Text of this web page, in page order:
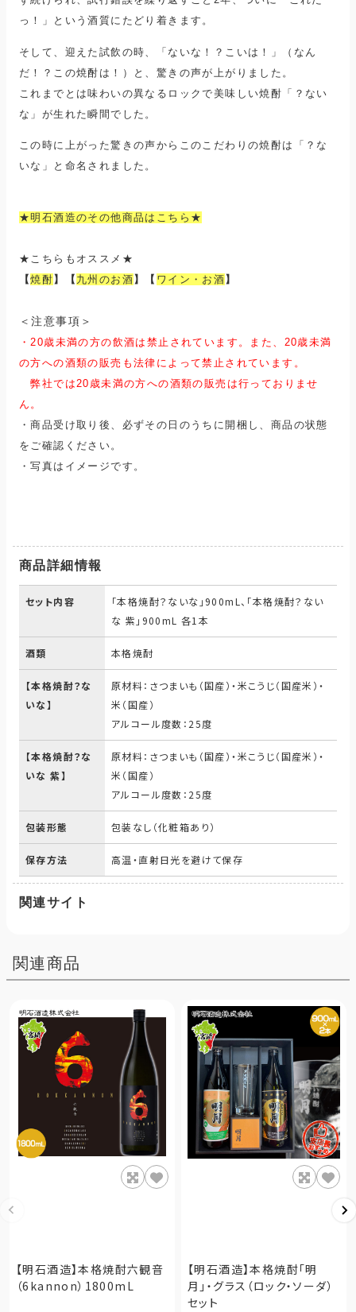
っ！」という酒質にたどり着きます。
そして、迎えた試飲の時、「ないな！？こいは！」（なん
だ！？この焼酎は！）と、驚きの声が上がりました。
これまでとは味わいの異なるロックで美味しい焼酎「？ない
な」が生れた瞬間でした。
この時に上がった驚きの声からこのこだわりの焼酎は「？な
いな」と命名されました。
★明石酒造のその他商品はこちら★
★こちらもオススメ★
【焼酎 】【 九州のお酒 】【 ワイン・お酒 】
＜注意事項＞
・20歳未満の方の飲酒は禁止されています。 また、 20歳未満
の方への酒類の販売も法律によって禁止されています。
弊社では20歳未満の方への酒類の販売は行っておりませ
ん。
・商品受け取り後、必ずその日のうちに開梱し、商品の状態
をご確認ください。
・写真はイメージです。
商品詳細情報
セット内容
「本格焼酎？ないな」900mL、「本格焼酎？ない
な 紫」900mL 各1本
酒類 本格焼酎
【本格焼酎？な
いな】
原材料：さつまいも（国産）・米こうじ（国産米）・
米（国産）
アルコール度数：25度
【本格焼酎？な
いな 紫】
原材料：さつまいも（国産）・米こうじ（国産米）・
米（国産）
アルコール度数：25度
包装形態 包装なし（化粧箱あり）
保存方法 高温・直射日光を避けて保存
関連サイト
関連商品
【明石酒造】本格焼酎六観音
（6kannon）1800mL
【明石酒造】本格焼酎「明
月」・グラス（ロック・ソーダ）
セット